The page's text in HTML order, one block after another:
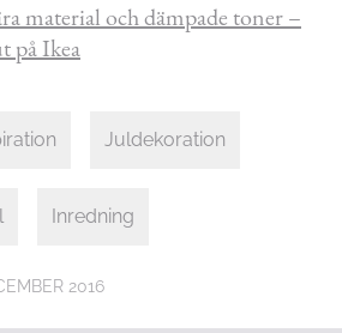
material och dämpade toner –
på Ikea
Juldekoration
Inredning
2016